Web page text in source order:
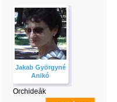
Jakab Györgyné
Anikó
Orchideák